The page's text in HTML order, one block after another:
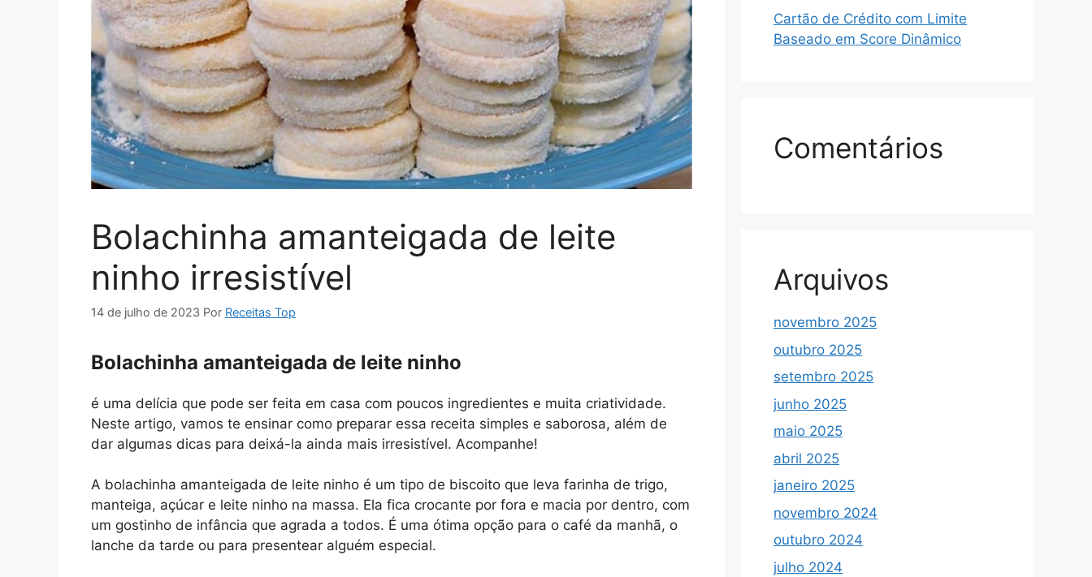
Bolachinha amanteigada de leite
ninho irresistível
14 de julho de 2023 Por Receitas Top
Bolachinha amanteigada de leite ninho
é uma delícia que pode ser feita em casa com poucos ingredientes e muita criatividade.
Neste artigo, vamos te ensinar como preparar essa receita simples e saborosa, além de
dar algumas dicas para deixá-la ainda mais irresistível. Acompanhe!
A bolachinha amanteigada de leite ninho é um tipo de biscoito que leva farinha de trigo,
manteiga, açúcar e leite ninho na massa. Ela fica crocante por fora e macia por dentro, com
um gostinho de infância que agrada a todos. É uma ótima opção para o café da manhã, o
lanche da tarde ou para presentear alguém especial.
Cartão de Crédito com Limite
Baseado em Score Dinâmico
Comentários
Arquivos
novembro 2025
outubro 2025
setembro 2025
junho 2025
maio 2025
abril 2025
janeiro 2025
novembro 2024
outubro 2024
julho 2024